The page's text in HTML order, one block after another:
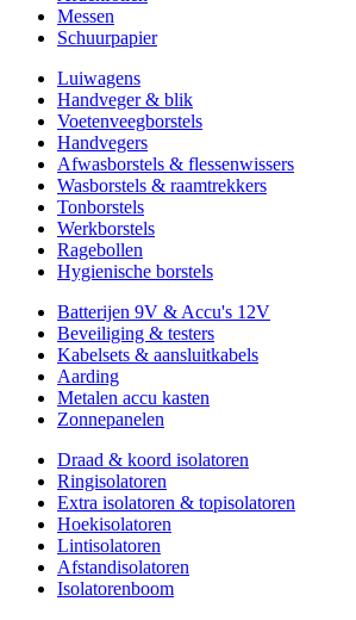
Messen
Schuurpapier
Luiwagens
Handveger & blik
Voetenveegborstels
Handvegers
Afwasborstels & flessenwissers
Wasborstels & raamtrekkers
Tonborstels
Werkborstels
Ragebollen
Hygienische borstels
Batterijen 9V & Accu's 12V
Beveiliging & testers
Kabelsets & aansluitkabels
Aarding
Metalen accu kasten
Zonnepanelen
Draad & koord isolatoren
Ringisolatoren
Extra isolatoren & topisolatoren
Hoekisolatoren
Lintisolatoren
Afstandisolatoren
Isolatorenboom